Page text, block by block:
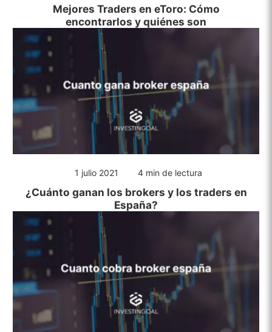
Mejores Traders en eToro: Cómo
encontrarlos y quiénes son
1 julio 2021 4 min de lectura
¿Cuánto ganan los brokers y los traders en
España?